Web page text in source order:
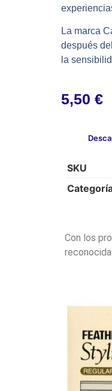
La marca
después
la
5,50 €
SKU
Con los